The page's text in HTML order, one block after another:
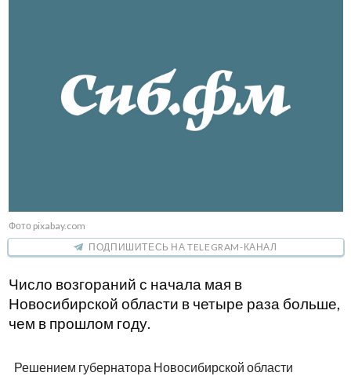
Фото pixabay.com
ПОДПИШИТЕСЬ НА TELEGRAM-КАНАЛ
Число возгораний с начала мая в
Новосибирской области в четыре раза больше,
чем в прошлом году.
Решением губернатора Новосибирской области